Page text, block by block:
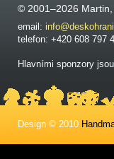
© 2001–2026
email:
telefon: +420 608 797
Hlavními sponzory jsou
Design © 2010